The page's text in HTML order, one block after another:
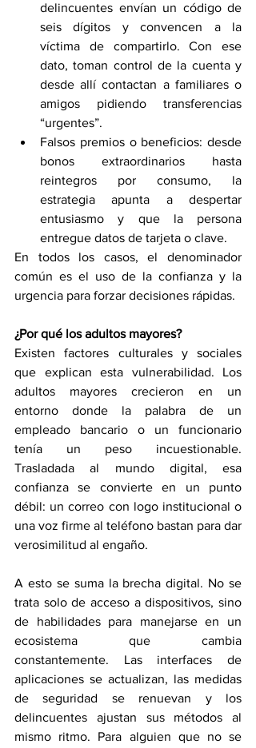
delincuentes envían un código de
seis dígitos y convencen a la
víctima de compartirlo. Con ese
dato, toman control de la cuenta y
desde allí contactan a familiares o
amigos pidiendo transferencias
“urgentes”.
Falsos premios o beneficios: desde
bonos extraordinarios hasta
reintegros por consumo, la
estrategia apunta a despertar
entusiasmo y que la persona
entregue datos de tarjeta o clave.
En todos los casos, el denominador
común es el uso de la confianza y la
urgencia para forzar decisiones rápidas.
¿Por qué los adultos mayores?
Existen factores culturales y sociales
que explican esta vulnerabilidad. Los
adultos mayores crecieron en un
entorno donde la palabra de un
empleado bancario o un funcionario
tenía un peso incuestionable.
Trasladada al mundo digital, esa
confianza se convierte en un punto
débil: un correo con logo institucional o
una voz firme al teléfono bastan para dar
verosimilitud al engaño.
A esto se suma la brecha digital. No se
trata solo de acceso a dispositivos, sino
de habilidades para manejarse en un
ecosistema que cambia
constantemente. Las interfaces de
aplicaciones se actualizan, las medidas
de seguridad se renuevan y los
delincuentes ajustan sus métodos al
mismo ritmo. Para alguien que no se